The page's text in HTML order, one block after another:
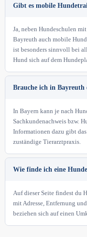
Gibt es mobile
Ja, neben Hundeschulen
Bayreuth auch mobile
ist besonders sinnvoll bei
Hund sich auf dem
Brauche ich in Bayreuth
In Bayern kann je nach
Sachkundenachweis bzw.
Informationen dazu gibt
zuständige Tierarztpraxis.
Wie finde ich eine
Auf dieser Seite findest du
mit Adresse, Entfernung
beziehen sich auf einen